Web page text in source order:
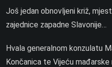
Još jedan obnovljeni križ,
zajednice zapadne Slavonije…
Hvala generalnom konzulatu
Končanica te Vijeću mađarske